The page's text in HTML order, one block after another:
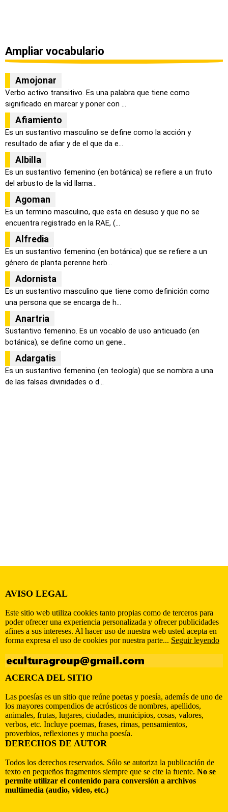
Ampliar vocabulario
Amojonar
Verbo activo transitivo. Es una palabra que tiene como
significado en marcar y poner con ...
Afiamiento
Es un sustantivo masculino se define como la acción y
resultado de afiar y de el que da e...
Albilla
Es un sustantivo femenino (en botánica) se refiere a un fruto
del arbusto de la vid llama...
Agoman
Es un termino masculino, que esta en desuso y que no se
encuentra registrado en la RAE, (...
Alfredia
Es un sustantivo femenino (en botánica) que se refiere a un
género de planta perenne herb...
Adornista
Es un sustantivo masculino que tiene como definición como
una persona que se encarga de h...
Anartria
Sustantivo femenino. Es un vocablo de uso anticuado (en
botánica), se define como un gene...
Adargatis
Es un sustantivo femenino (en teología) que se nombra a una
de las falsas divinidades o d...
AVISO LEGAL
Este sitio web utiliza cookies tanto propias como de terceros para
poder ofrecer una experiencia personalizada y ofrecer publicidades
afines a sus intereses. Al hacer uso de nuestra web usted acepta en
forma expresa el uso de cookies por nuestra parte... Seguir leyendo
ACERCA DEL SITIO
Las poesías es un sitio que reúne poetas y poesía, además de uno de
los mayores compendios de acrósticos de nombres, apellidos,
animales, frutas, lugares, ciudades, municipios, cosas, valores,
verbos, etc. Incluye poemas, frases, rimas, pensamientos,
proverbios, reflexiones y mucha poesía.
DERECHOS DE AUTOR
Todos los derechos reservados. Sólo se autoriza la publicación de
texto en pequeños fragmentos siempre que se cite la fuente. No se
permite utilizar el contenido para conversión a archivos
multimedia (audio, video, etc.)